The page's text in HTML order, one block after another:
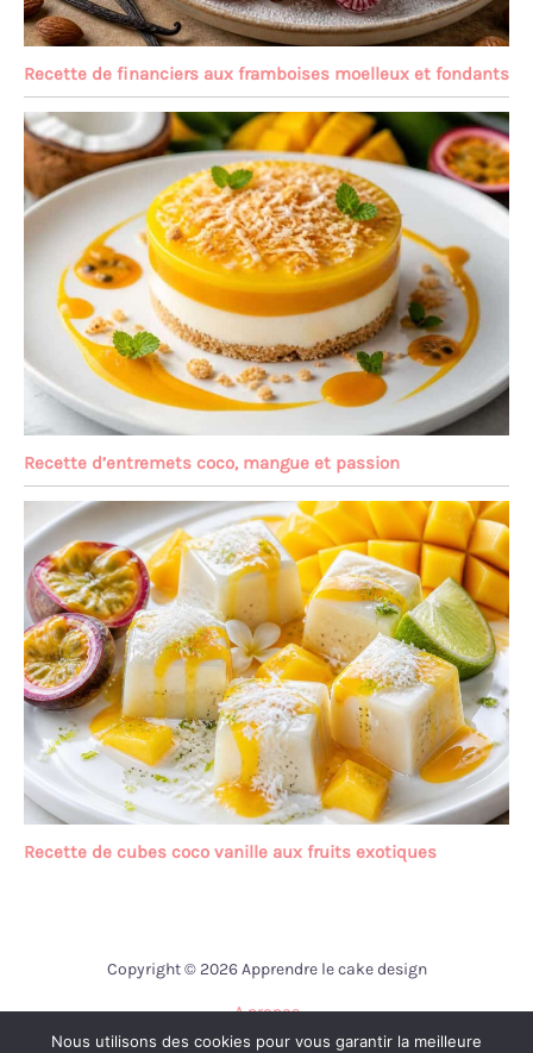
Recette de financiers aux framboises moelleux et fondants
Recette d’entremets coco, mangue et passion
Recette de cubes coco vanille aux fruits exotiques
Copyright © 2026 Apprendre le cake design
A propos
Contact
Nous utilisons des cookies pour vous garantir la meilleure